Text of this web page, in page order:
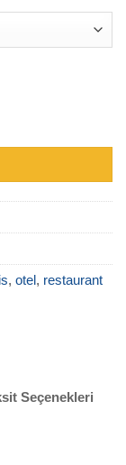
, otel, restaurant
Seçenekleri